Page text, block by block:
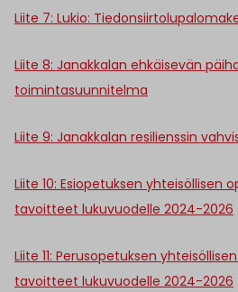
Liite 7: Lukio:
Liite 8: Janakkalan ehkäisevän
toimintasuunnitelma
Liite 9: Janakkalan resilienssin
Liite 10: Esiopetuksen yhteisöllisen
tavoitteet lukuvuodelle 2024-2026
Liite 11: Perusopetuksen
tavoitteet lukuvuodelle 2024-2026